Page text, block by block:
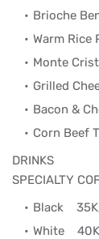
Brioche
Warm Rice
Monte
Grilled
Bacon &
Corn Beef
DRINKS
SPECIALTY
Black
White